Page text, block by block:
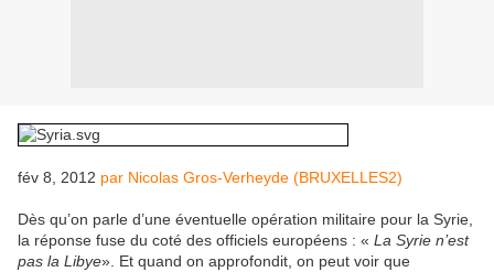
fév 8, 2012 par Nicolas Gros-Verheyde (BRUXELLES2)
Dès qu’on parle d’une éventuelle opération militaire pour la Syrie,
la réponse fuse du coté des officiels européens : « La Syrie n’est
pas la Libye». Et quand on approfondit, on peut voir que